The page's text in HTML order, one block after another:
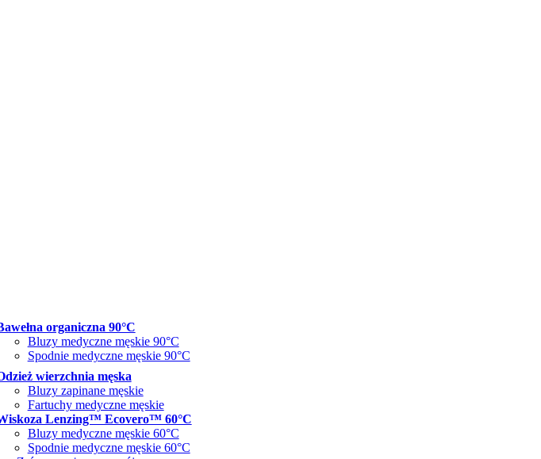
organiczna 90°C
Bluzy medyczne męskie 90°C
Spodnie medyczne męskie 90°C
wierzchnia męska
Bluzy zapinane męskie
Fartuchy medyczne męskie
Lenzing™ Ecovero™ 60°C
Bluzy medyczne męskie 60°C
Spodnie medyczne męskie 60°C